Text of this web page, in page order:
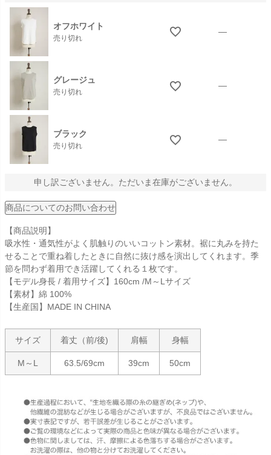
オフホワイト
売り切れ
—
グレージュ
売り切れ
—
ブラック
売り切れ
—
申し訳ございません。ただいま在庫がございません。
商品についてのお問い合わせ
【商品説明】
吸水性・通気性がよく肌触りのいいコットン素材。裾に丸みを持た
せることで重ね着したときに自然に抜け感を演出してくれます。季
節を問わず着用でき活躍してくれる１枚です。
【モデル身長 / 着用サイズ】160cm /M～Lサイズ
【素材】綿 100%
【生産国】MADE IN CHINA
サイズ 着丈（前/後) 肩幅 身幅
M～L 63.5/69cm 39cm 50cm